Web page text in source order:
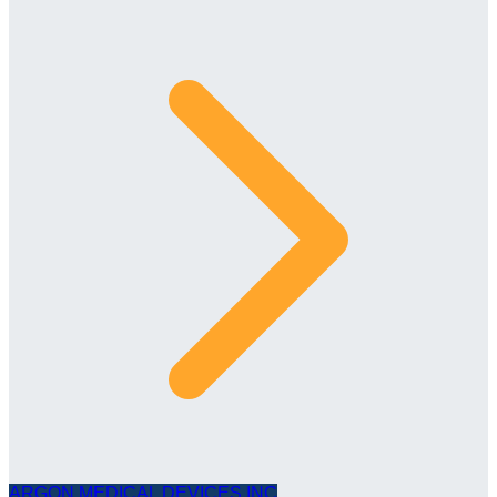
ARGON MEDICAL DEVICES INC